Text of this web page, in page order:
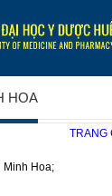
HOA
TRANG
Minh Hoa;